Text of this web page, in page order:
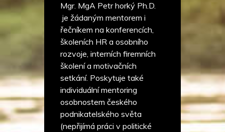
Mgr. MgA Petr horký Ph.D.
je žádaným mentorem i
řečníkem na konferencích,
školeních HR a osobního
rozvoje, interních firemních
školení a motivačních
setkání. Poskytuje také
individuální mentoring
osobnostem českého
podnikatelského světa
(nepřijímá práci v politické